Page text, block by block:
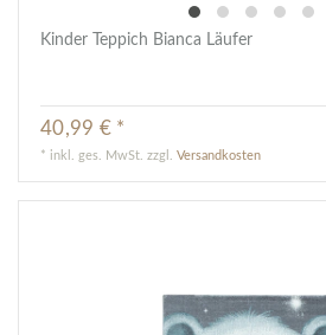
Kinder Teppich Bianca Läufer
40,99 € *
* inkl. ges. MwSt. zzgl.Versandkosten